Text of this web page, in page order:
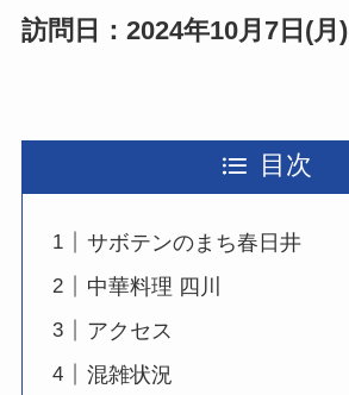
訪問日：2024年10月7日(月)
目次
サボテンのまち春日井
中華料理 四川
アクセス
混雑状況